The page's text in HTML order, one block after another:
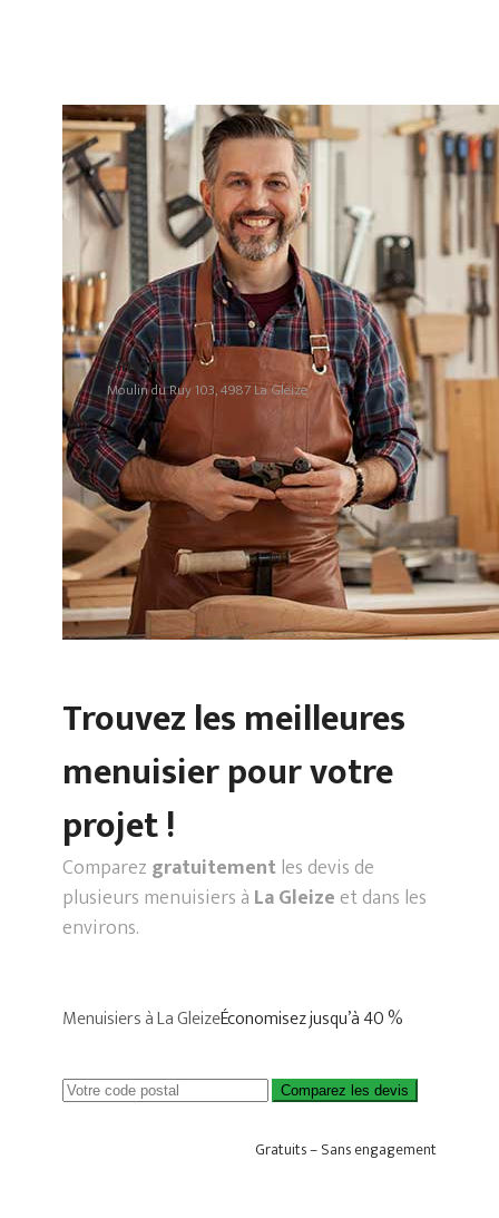
Simon
Moulin du Ruy 103, 4987 La Gleize
Trouvez les meilleures
menuisier pour votre
projet !
Comparez gratuitementles devis de
plusieurs menuisiers à La Gleizeet dans les
environs.
Menuisiers à La GleizeÉconomisez jusqu’à 40 %
Comparez les devis
Gratuits – Sans engagement